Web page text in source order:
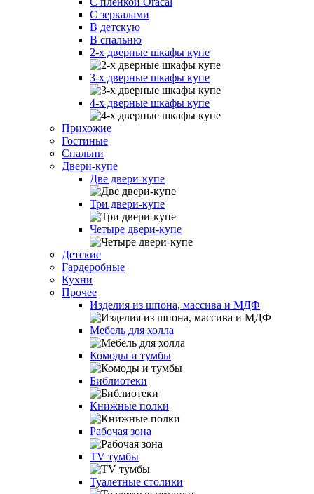
С зеркалами
В детскую
В спальню
2-х дверные шкафы купе
3-х дверные шкафы купе
4-х дверные шкафы купе
Прихожие
Гостиные
Спальни
Двери-купе
Две двери-купе
Три двери-купе
Четыре двери-купе
Детские
Гардеробные
Кухни
Прочее
Изделия из шпона, массива и МДФ
Мебель для холла
Комоды и тумбы
Библиотеки
Книжные полки
Рабочая зона
TV тумбы
Туалетные столики